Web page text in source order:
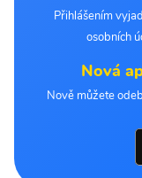
Přihlášením
osobních
Nová
Nově můžete